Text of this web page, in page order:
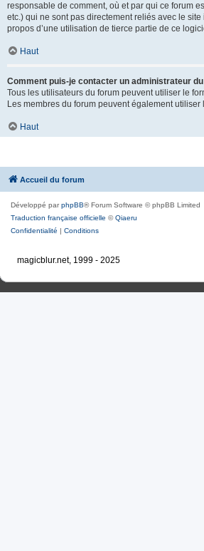
responsable de comment, où et par qui ce forum
etc.) qui ne sont pas directement reliés avec le
propos d’une utilisation de tierce partie de ce
Haut
Comment puis-je contacter un administrateur
Tous les utilisateurs du forum peuvent utiliser le
Les membres du forum peuvent également utiliser
Haut
Accueil du forum
Développé parphpBB® Forum Software © phpBB Limited
Traduction française officielle ©Qiaeru
Confidentialité | Conditions
magicblur.net, 1999 - 2025